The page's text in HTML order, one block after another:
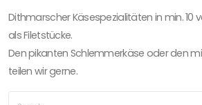
Dithmarscher Käsespezialitäten in min. 10
als Filetstücke.
Den pikanten Schlemmerkäse oder den
teilen wir